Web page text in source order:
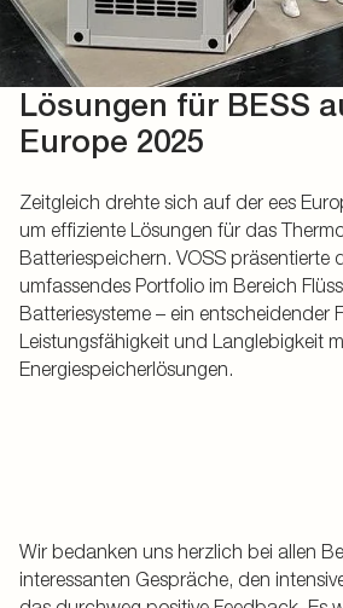
Lösungen für BESS
Europe 2025
Zeitgleich drehte sich auf der ees
um effiziente Lösungen für das
Batteriespeichern. VOSS präsentierte
umfassendes Portfolio im Bereich
Batteriesysteme – ein entscheidender
Leistungsfähigkeit und Langlebigkeit
Energiespeicherlösungen.
Wir bedanken uns herzlich bei allen
interessanten Gespräche, den